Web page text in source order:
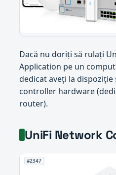
Dacă nu doriți să rulați
Application pe un
dedicat aveți la dispoziție
controller hardware
router).
UniFi Network
#2347